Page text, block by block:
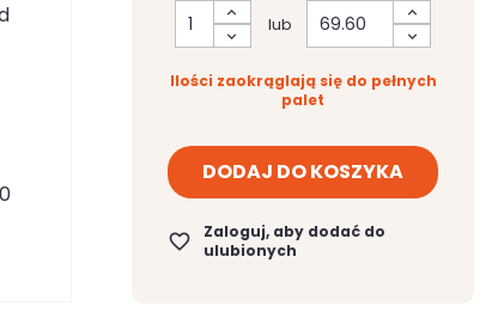
lub
Ilości zaokrąglają się do pełnych
palet
DODAJ DO KOSZYKA
favorite_border
Zaloguj, aby dodać do
ulubionych